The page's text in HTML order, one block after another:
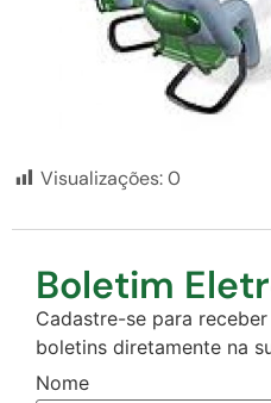
Visualizações:0
Boletim
Cadastre-se para
boletins diretamente na
Nome